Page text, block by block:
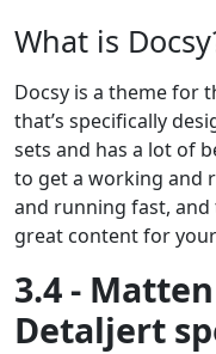
What is
Docsy is a theme for
that’s specifically
sets and has a lot of
to get a working and
and running fast,
great content for
3.4 -
Detaljert